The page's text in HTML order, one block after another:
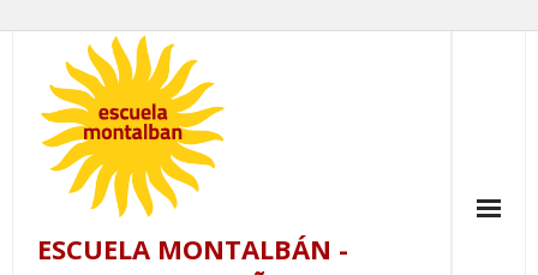
content
ESCUELA MONTALBÁN -